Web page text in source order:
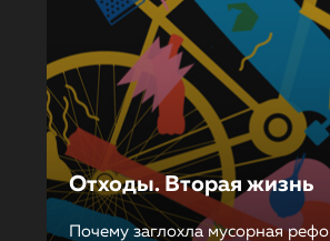
Отходы. Вторая жизнь
Почему заглохла мусорная